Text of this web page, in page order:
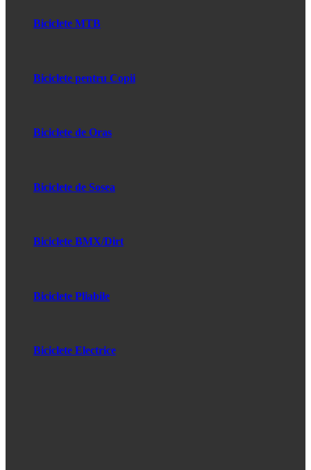
Biciclete MTB
Biciclete pentru Copii
Biciclete de Oras
Biciclete de Sosea
Biciclete BMX/Dirt
Biciclete Pliabile
Biciclete Electrice